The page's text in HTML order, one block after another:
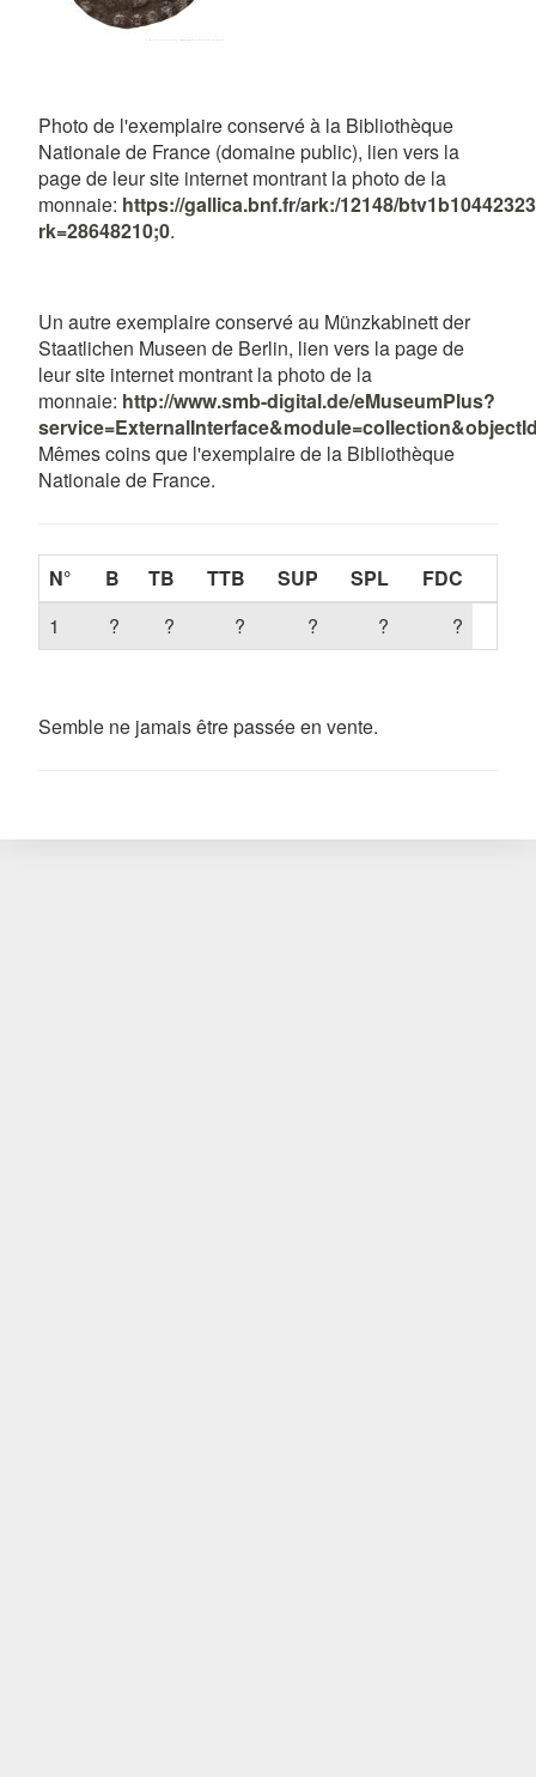
Photo de l'exemplaire conservé à la Bibliothèque
Nationale de France (domaine public), lien vers la
page de leur site internet montrant la photo de la
monnaie: https://gallica.bnf.fr/ark:/12148/
rk=28648210;0.
Un autre exemplaire conservé au Münzkabinett der
Staatlichen Museen de Berlin, lien vers la page de
leur site internet montrant la photo de la
monnaie: http://www.smb-digital.de/eMuseumPlus?
Mêmes coins que l'exemplaire de la Bibliothèque
Nationale de France.
N° B TB TTB SUP SPL
FDC
1
? ? ? ? ? ?
Semble ne jamais être passée en vente.